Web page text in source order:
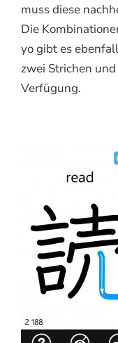
muss diese
Die
yo gibt es
zwei Strichen
Verfügung.